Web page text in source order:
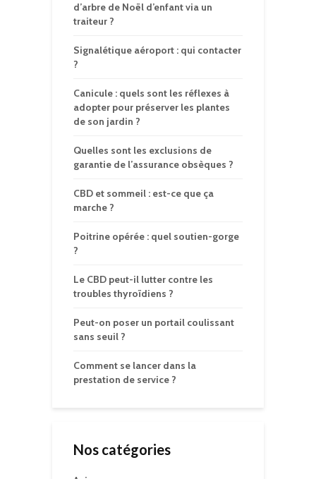
d’arbre de Noël d’enfant via un
traiteur ?
Signalétique aéroport : qui contacter
?
Canicule : quels sont les réflexes à
adopter pour préserver les plantes
de son jardin ?
Quelles sont les exclusions de
garantie de l’assurance obsèques ?
CBD et sommeil : est-ce que ça
marche ?
Poitrine opérée : quel soutien-gorge
?
Le CBD peut-il lutter contre les
troubles thyroïdiens ?
Peut-on poser un portail coulissant
sans seuil ?
Comment se lancer dans la
prestation de service ?
Nos catégories